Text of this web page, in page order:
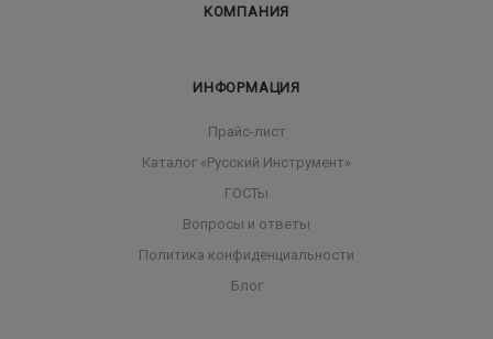
КОМПАНИЯ
ИНФОРМАЦИЯ
Прайс-лист
Каталог «Русский Инструмент»
ГОСТы
Вопросы и ответы
Политика конфиденциальности
Блог